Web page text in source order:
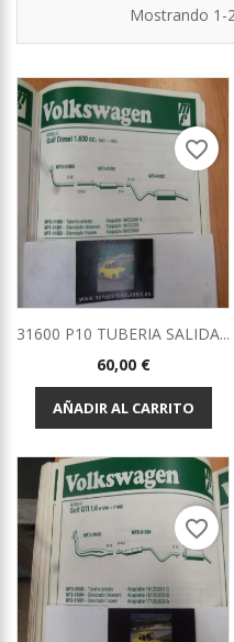
Mostrando 1-
31600 P10 TUBERIA SALIDA...
Precio
60,00 €
AÑADIR AL CARRITO
favorite_border
favorite_border